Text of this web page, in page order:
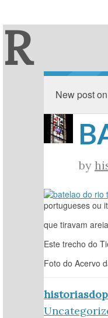
R
New post on
by
portugueses ou
que tiravam
Este trecho do
Foto do Acervo